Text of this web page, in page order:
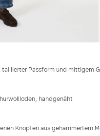
Passform und mittigem
handgenäht
Knöpfen aus gehämmertem